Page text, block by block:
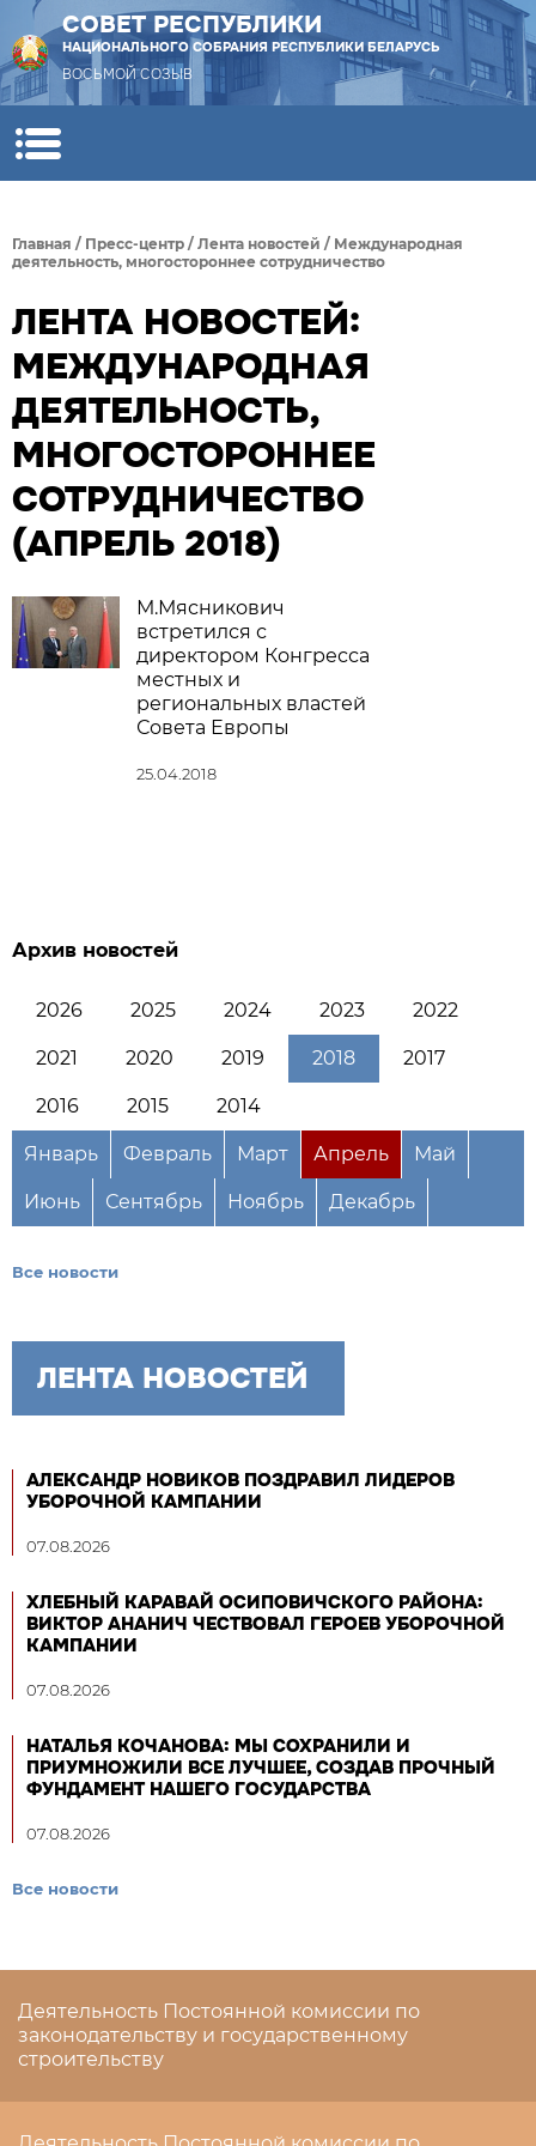
СОВЕТ РЕСПУБЛИКИ
НАЦИОНАЛЬНОГО СОБРАНИЯ РЕСПУБЛИКИ БЕЛАРУСЬ
ВОСЬМОЙ СОЗЫВ
Главная / Пресс-центр / Лента новостей / Международная
деятельность, многостороннее сотрудничество
ЛЕНТА НОВОСТЕЙ:
МЕЖДУНАРОДНАЯ
ДЕЯТЕЛЬНОСТЬ,
МНОГОСТОРОННЕЕ
СОТРУДНИЧЕСТВО
(АПРЕЛЬ 2018)
М.Мясникович
встретился с
директором Конгресса
местных и
региональных властей
Совета Европы
25.04.2018
Архив новостей
2026 2025 2024 2023 2022
2021 2020 2019 2018 2017
2016 2015 2014
Январь Февраль Март Апрель Май
Июнь Сентябрь Ноябрь Декабрь
Все новости
ЛЕНТА НОВОСТЕЙ
АЛЕКСАНДР НОВИКОВ ПОЗДРАВИЛ ЛИДЕРОВ
УБОРОЧНОЙ КАМПАНИИ
07.08.2026
ХЛЕБНЫЙ КАРАВАЙ ОСИПОВИЧСКОГО РАЙОНА:
ВИКТОР АНАНИЧ ЧЕСТВОВАЛ ГЕРОЕВ УБОРОЧНОЙ
КАМПАНИИ
07.08.2026
НАТАЛЬЯ КОЧАНОВА: МЫ СОХРАНИЛИ И
ПРИУМНОЖИЛИ ВСЕ ЛУЧШЕЕ, СОЗДАВ ПРОЧНЫЙ
ФУНДАМЕНТ НАШЕГО ГОСУДАРСТВА
07.08.2026
Все новости
Деятельность Постоянной комиссии по
законодательству и государственному
строительству